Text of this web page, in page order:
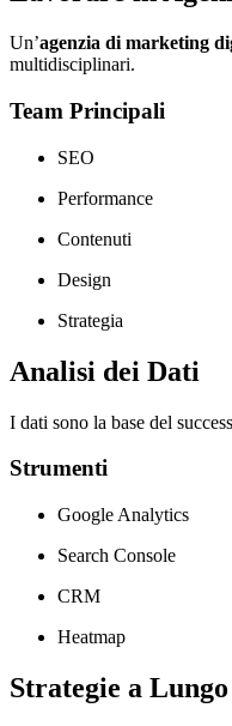
Un’agenzia di marketing
multidisciplinari.
Team Principali
SEO
Performance
Contenuti
Design
Strategia
Analisi dei Dati
I dati sono la base del
Strumenti
Google Analytics
Search Console
CRM
Heatmap
Strategie a